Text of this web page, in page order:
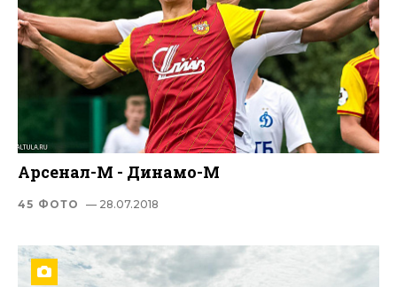
Арсенал-М - Динамо-М
45 ФОТО — 28.07.2018